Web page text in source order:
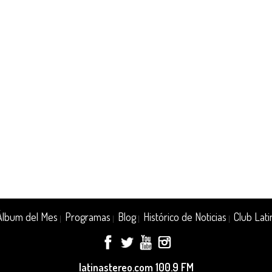
del Mes Programas Blog| Histórico de Noticias Club
latinastereo.com 100.9 FM